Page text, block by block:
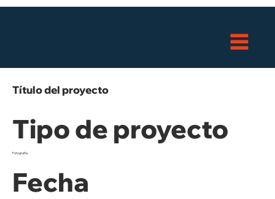
Título del proyecto
Tipo de proyecto
Fotografía
Fecha